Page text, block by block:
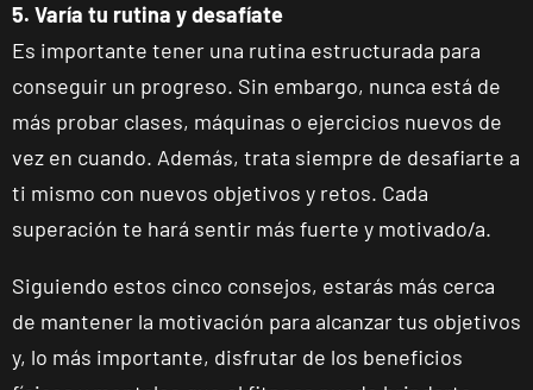
Málaga Los
Tilos
53, Málaga,
Málaga
Mallorca
Camp
Serralta
5. Varía tu rutina y desafíate
Es importante tener una rutina estructurada para
conseguir un progreso. Sin embargo, nunca está de
más probar clases, máquinas o ejercicios nuevos de
vez en cuando. Además, trata siempre de desafiarte a
ti mismo con nuevos objetivos y retos. Cada
superación te hará sentir más fuerte y motivado/a.
Siguiendo estos cinco consejos, estarás más cerca
de mantener la motivación para alcanzar tus objetivos
y, lo más importante, disfrutar de los beneficios